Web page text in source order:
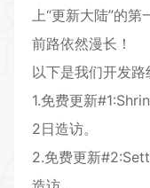
上“更新大陆”的
前路依然漫长！
以下是我们开发路
1.免费更新
2日造访。
2.免费更新